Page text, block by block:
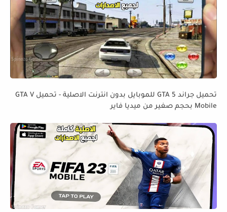
تحميل جراند GTA 5 للموبايل بدون انترنت الاصلية - تحميل GTA V
Mobile بحجم صغير من ميديا فاير